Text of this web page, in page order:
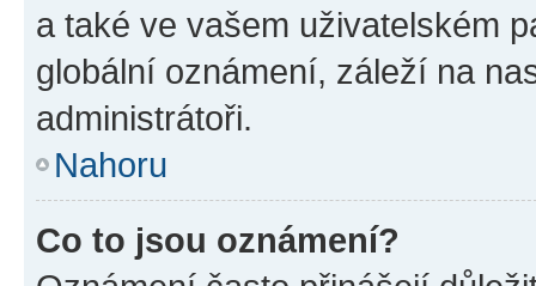
a také ve vašem uživatelském
globální oznámení, záleží na
administrátoři.
Nahoru
Co to jsou oznámení?